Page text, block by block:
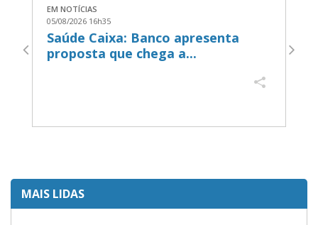
EM NOTÍCIAS
05/08/2026 16h35
Saúde Caixa: Banco apresenta
proposta que chega a...
MAIS LIDAS